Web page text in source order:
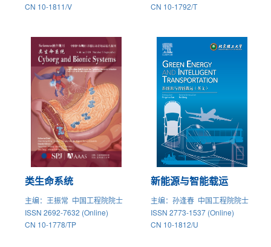
CN 10-1811/V
CN 10-1792/T
类生命系统
主编：王振常 中国工程院院士
ISSN 2692-7632 (Online)
CN 10-1778/TP
新能源与智能载运
主编：孙逢春 中国工程院院士
ISSN 2773-1537 (Online)
CN 10-1812/U